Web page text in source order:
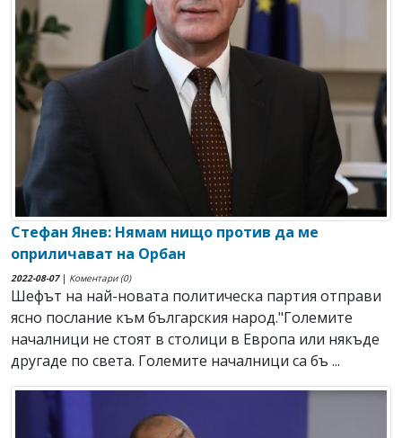
Стефан Янев: Нямам нищо против да ме
оприличават на Орбан
2022-08-07| Коментари (0)
Шефът на най-новата политическа партия отправи
ясно послание към българския народ."Големите
началници не стоят в столици в Европа или някъде
другаде по света. Големите началници са бъ ...